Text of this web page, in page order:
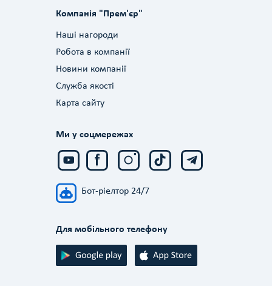
Компанія "Прем'єр"
Наші нагороди
Робота в компанії
Новини компанії
Служба якості
Карта сайту
Ми у соцмережах
Бот-ріелтор 24/7
Для мобільного телефону